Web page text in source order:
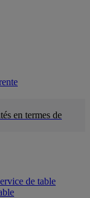
en termes de
de table